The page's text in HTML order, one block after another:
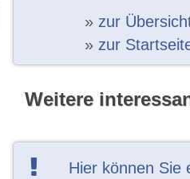
» zur
» zur
Weitere
Hier können Sie